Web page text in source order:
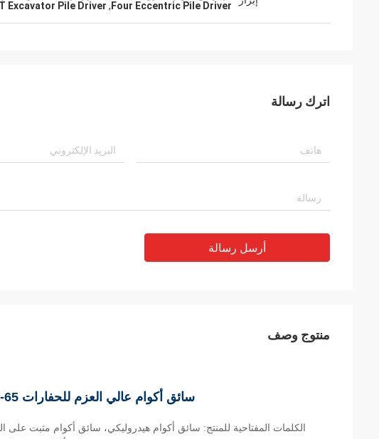
Four Eccentric Pile Driver
,
Excavator Pile Driver
اترك رسالة
أرسل رسالة
منتوج وصف
سائق أكوام عالي العزم للحفارات 65-75T: تصميم بأربعة أطراف مركزية ومحرك ديزل
الكلمات المفتاحية للمنتج: سائق أكوام هيدروليكي، سائق أكوام مثبت